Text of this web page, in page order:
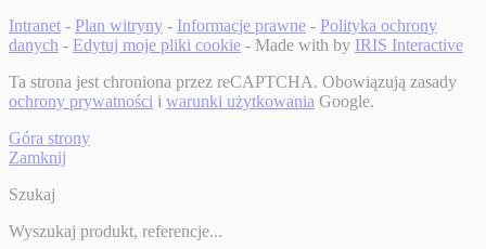
Intranet - Plan witryny - Informacje prawne - Polityka ochrony
danych - Edytuj moje pliki cookie - Made with by IRIS Interactive
Ta strona jest chroniona przez reCAPTCHA. Obowiązują zasady
ochrony prywatności i warunki użytkowania Google.
Góra strony
Zamknij
Szukaj
Wyszukaj produkt, referencje...